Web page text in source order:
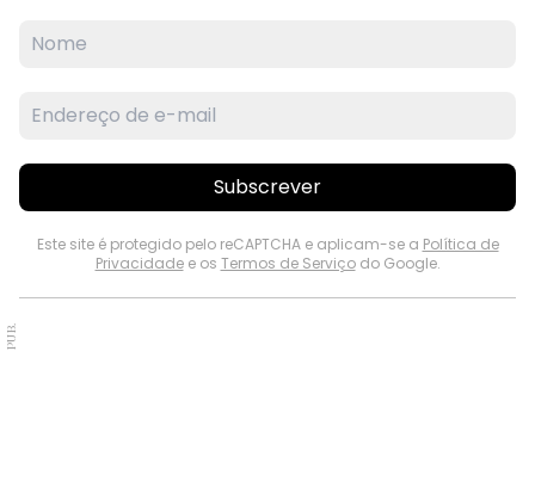
Subscrever
Este site é protegido pelo reCAPTCHA e aplicam-se a Política de
Privacidadee os Termos de Serviçodo Google.
PUB.